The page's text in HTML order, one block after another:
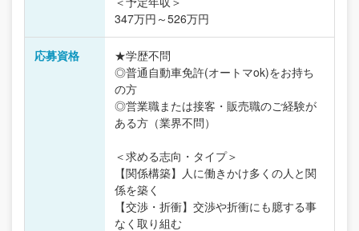
347万円～526万円
応募資格
★学歴不問
◎普通自動車免許(オートマok)をお持ち
の方
◎営業職または接客・販売職のご経験が
ある方（業界不問）
＜求める志向・タイプ＞
【関係構築】人に働きかけ多くの人と関
係を築く
【交渉・折衝】交渉や折衝にも臆する事
なく取り組む